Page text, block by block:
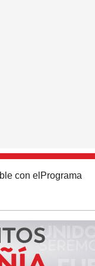
con el Programa